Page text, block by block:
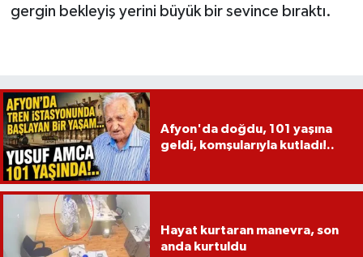
gergin bekleyiş yerini büyük bir sevince bıraktı.
Afyon'da doğdu, 101 yaşına
geldi, komşularıyla kutladı!..
Hayat kurtaran manevra, son
anda kurtuldu